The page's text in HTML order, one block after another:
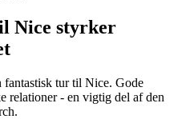
Nice styrker
fantastisk tur til Nice. Gode
relationer - en vigtig del af den